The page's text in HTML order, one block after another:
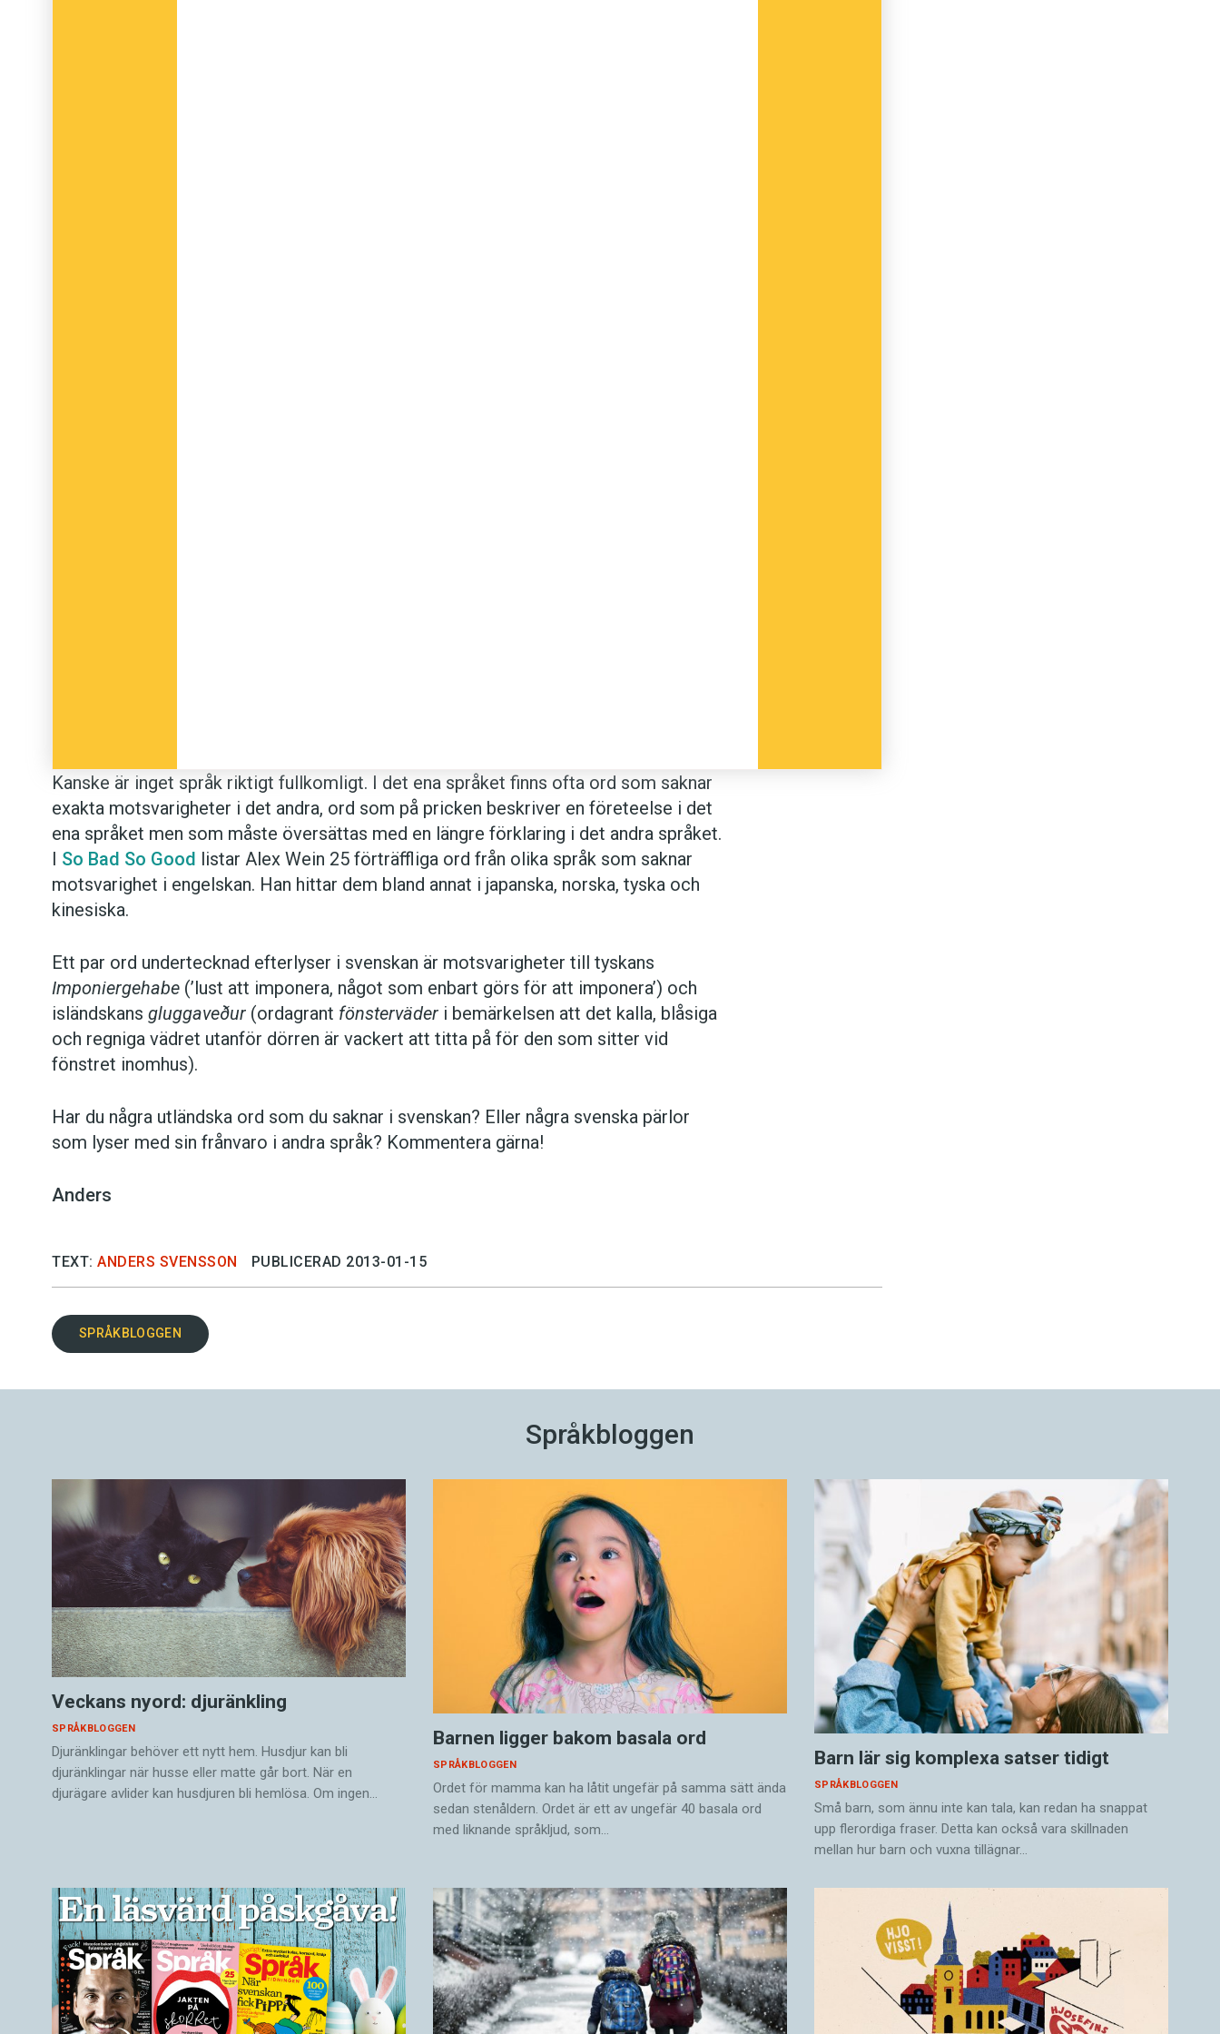
Kanske är inget språk riktigt fullkomligt. I det ena språket finns ofta ord som saknar
exakta motsvarigheter i det andra, ord som på pricken beskriver en företeelse i det
ena språket men som måste översättas med en längre förklaring i det andra språket.
I So Bad So Good listar Alex Wein 25 förträffliga ord från olika språk som saknar
motsvarighet i engelskan. Han hittar dem bland annat i japanska, norska, tyska och
kinesiska.
Ett par ord undertecknad efterlyser i svenskan är motsvarigheter till tyskans
Imponiergehabe (’lust att imponera, något som enbart görs för att imponera’) och
isländskans gluggaveður (ordagrant fönsterväder i bemärkelsen att det kalla, blåsiga
och regniga vädret utanför dörren är vackert att titta på för den som sitter vid
fönstret inomhus).
Har du några utländska ord som du saknar i svenskan? Eller några svenska pärlor
som lyser med sin frånvaro i andra språk? Kommentera gärna!
Anders
TEXT: ANDERS SVENSSON PUBLICERAD 2013-01-15
SPRÅKBLOGGEN
Språkbloggen
Veckans nyord: djuränkling
SPRÅKBLOGGEN
Djuränklingar behöver ett nytt hem. Husdjur kan bli
djuränklingar när husse eller matte går bort. När en
djurägare avlider kan husdjuren bli hemlösa. Om ingen…
Barnen ligger bakom basala ord
SPRÅKBLOGGEN
Ordet för mamma kan ha låtit ungefär på samma sätt ända
sedan stenåldern. Ordet är ett av ungefär 40 basala ord
med liknande språkljud, som…
Barn lär sig komplexa satser tidigt
SPRÅKBLOGGEN
Små barn, som ännu inte kan tala, kan redan ha snappat
upp flerordiga fraser. Detta kan också vara skillnaden
mellan hur barn och vuxna tillägnar…